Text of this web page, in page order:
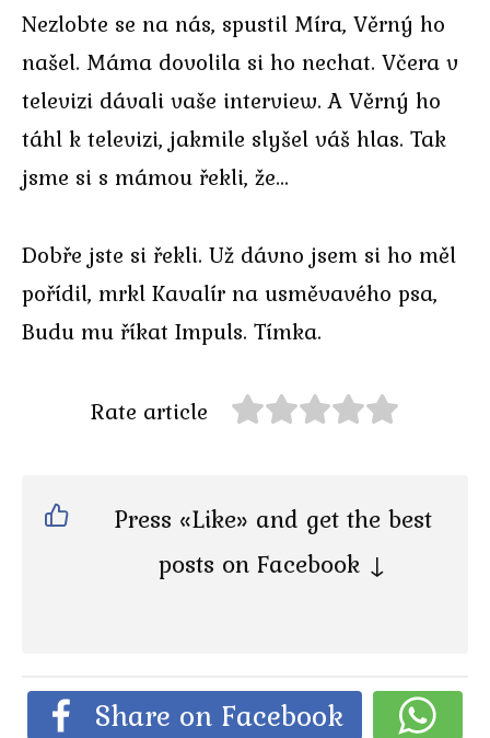
Nezlobte se na nás, spustil Míra, Věrný ho
našel. Máma dovolila si ho nechat. Včera v
televizi dávali vaše interview. A Věrný ho
táhl k televizi, jakmile slyšel váš hlas. Tak
jsme si s mámou řekli, že…
Dobře jste si řekli. Už dávno jsem si ho měl
pořídil, mrkl Kavalír na usměvavého psa,
Budu mu říkat Impuls. Tímka.
Rate article
Press «Like» and get the best
posts on Facebook ↓
Share on Facebook